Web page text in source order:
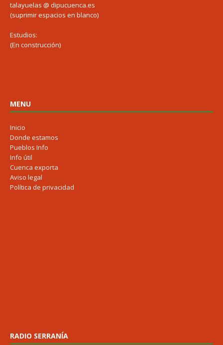
talayuelas @ dipucuenca.es
(suprimir espacios en blanco)
Estudios:
(En construcción)
MENU
Inicio
Donde estamos
Pueblos Info
Info útil
Cuenca exporta
Aviso legal
Política de privacidad
RADIO SERRANÍA